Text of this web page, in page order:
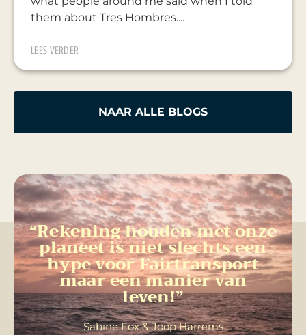
them about Tres Hombres....
LEES VERDER
NAAR ALLE BLOGS
“Rekening houden met onze
planeet is niet slechts een
hype voor Fairtransport
maar een manier van
leven!”
Sabine Fox & Joop Harrems